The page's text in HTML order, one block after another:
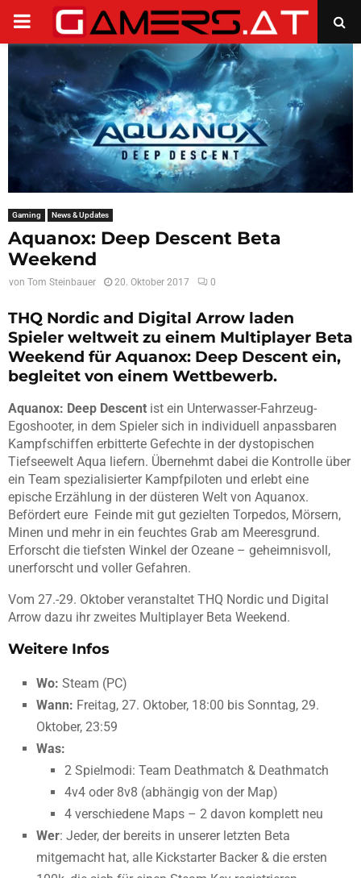
PRIMARY
MENU
Gaming News & Updates
Aquanox: Deep Descent Beta
Weekend
von Tom Steinbauer 20. Oktober 2017 0
THQ Nordic and Digital Arrow laden
Spieler weltweit zu einem Multiplayer Beta
Weekend für Aquanox: Deep Descent ein,
begleitet von einem Wettbewerb.
Aquanox: Deep Descent ist ein Unterwasser-Fahrzeug-
Egoshooter, in dem Spieler sich in individuell anpassbaren
Kampfschiffen erbitterte Gefechte in der dystopischen
Tiefseewelt Aqua liefern. Übernehmt dabei die Kontrolle über
ein Team spezialisierter Kampfpiloten und erlebt eine
epische Erzählung in der düsteren Welt von Aquanox.
Befördert eure Feinde mit gut gezielten Torpedos, Mörsern,
Minen und mehr in ein feuchtes Grab am Meeresgrund.
Erforscht die tiefsten Winkel der Ozeane – geheimnisvoll,
unerforscht und voller Gefahren.
Vom 27.-29. Oktober veranstaltet THQ Nordic und Digital
Arrow dazu ihr zweites Multiplayer Beta Weekend.
Weitere Infos
Wo: Steam (PC)
Wann: Freitag, 27. Oktober, 18:00 bis Sonntag, 29.
Oktober, 23:59
Was:
2 Spielmodi: Team Deathmatch & Deathmatch
4v4 oder 8v8 (abhängig von der Map)
4 verschiedene Maps – 2 davon komplett neu
Wer: Jeder, der bereits in unserer letzten Beta
mitgemacht hat, alle Kickstarter Backer & die ersten